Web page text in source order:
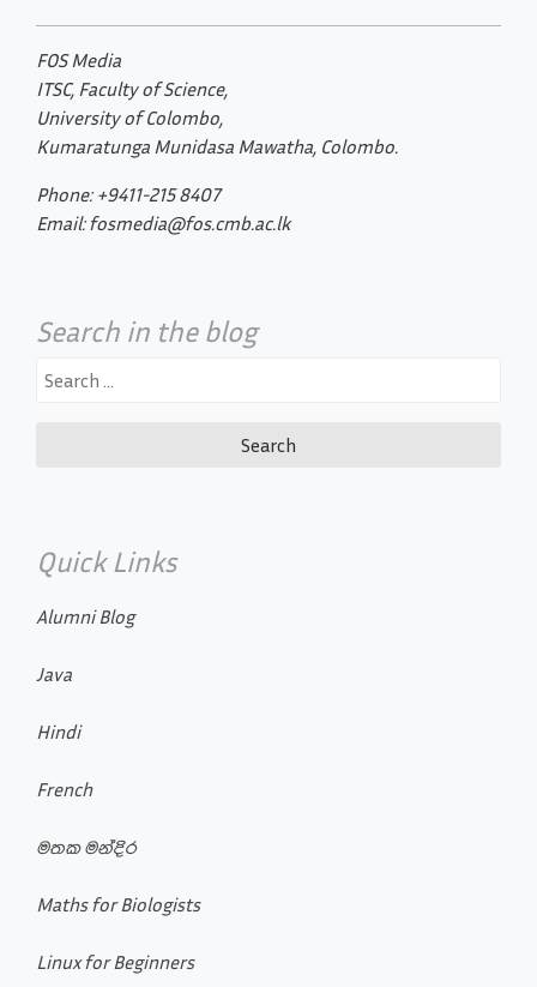
FOS Media
ITSC, Faculty of Science,
University of Colombo,
Kumaratunga Munidasa Mawatha, Colombo.
Phone: +9411-215 8407
Email: fosmedia@fos.cmb.ac.lk
Search in the blog
Search
Quick Links
Alumni Blog
Java
Hindi
French
මතක මන්දිර
Maths for Biologists
Linux for Beginners